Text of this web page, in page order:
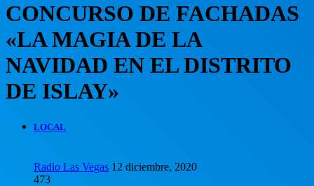
CONCURSO DE FACHADAS
«LA MAGIA DE LA
NAVIDAD EN EL DISTRITO
DE ISLAY»
LOCAL
Radio Las Vegas 12 diciembre, 2020
473